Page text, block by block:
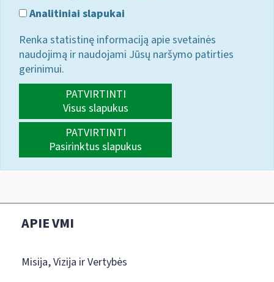
Analitiniai slapukai
Renka statistinę informaciją apie svetainės
naudojimą ir naudojami Jūsų naršymo patirties
gerinimui.
PATVIRTINTI
Visus slapukus
PATVIRTINTI
Pasirinktus slapukus
APIE VMI
Misija, Vizija ir Vertybės